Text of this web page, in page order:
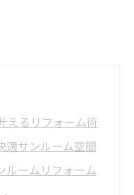
えるリフォーム術
適サンルーム空間
ルームリフォーム